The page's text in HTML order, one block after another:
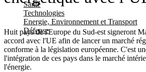
Santé
Technologies
Energie, Environnement et Transport
Défense
Huit pays de l'Europe du Sud-est signeront
accord avec l'UE afin de lancer un marché
conforme à la législation européenne. C'est
l'intégration de ces pays dans le marché
l'énergie.